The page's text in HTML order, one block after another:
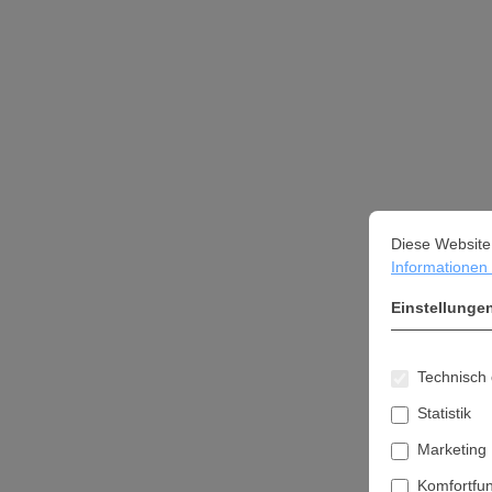
Cookie-
Diese Website
Diese
Informationen
Technisch
Statistik
Marketing